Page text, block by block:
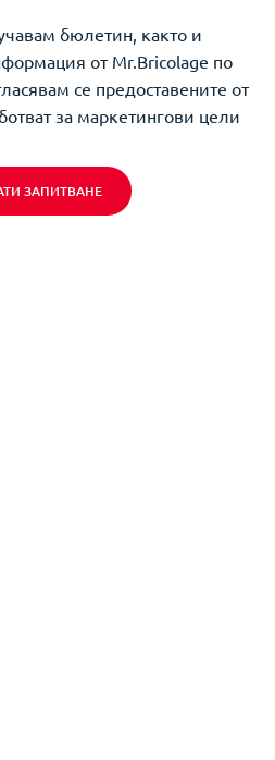
бюлетин, както и
от Mr.Bricolage по
се предоставените от
за маркетингови цели
ЗАПИТВАНЕ